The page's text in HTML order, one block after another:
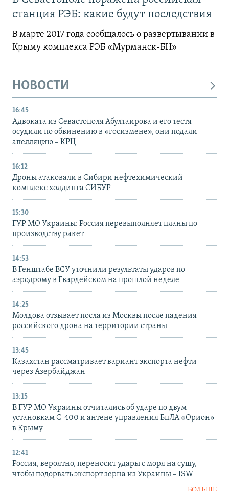
станция РЭБ: какие будут последствия
В марте 2017 года сообщалось о развертывании в
Крыму комплекса РЭБ «Мурманск-БН»
НОВОСТИ
16:45
Адвоката из Севастополя Абултаирова и его тестя
осудили по обвинению в «госизмене», они подали
апелляцию – КРЦ
16:12
Дроны атаковали в Сибири нефтехимический
комплекс холдинга СИБУР
15:30
ГУР МО Украины: Россия перевыполняет планы по
производству ракет
14:53
В Генштабе ВСУ уточнили результаты ударов по
аэродрому в Гвардейском на прошлой неделе
14:25
Молдова отзывает посла из Москвы после падения
российского дрона на территории страны
13:45
Казахстан рассматривает вариант экспорта нефти
через Азербайджан
13:15
В ГУР МО Украины отчитались об ударе по двум
установкам С-400 и антене управления БпЛА «Орион»
в Крыму
12:41
Россия, вероятно, переносит удары с моря на сушу,
чтобы подорвать экспорт зерна из Украины – ISW